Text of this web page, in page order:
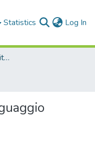
Statistics Log In
Collezioni Digitali Università della Calabria